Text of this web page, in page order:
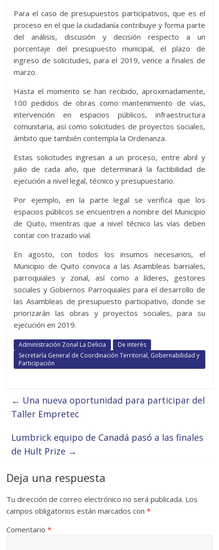
Para el caso de presupuestos participativos, que es el
proceso en el que la ciudadanía contribuye y forma parte
del análisis, discusión y decisión respecto a un
porcentaje del presupuesto municipal, el plazo de
ingreso de solicitudes, para el 2019, vence a finales de
marzo.
Hasta el momento se han recibido, aproximadamente,
100 pedidos de obras como mantenimiento de vías,
intervención en espacios públicos, infraestructura
comunitaria, así como solicitudes de proyectos sociales,
ámbito que también contempla la Ordenanza.
Estas solicitudes ingresan a un proceso, entre abril y
julio de cada año, que determinará la factibilidad de
ejecución a nivel legal, técnico y presupuestario.
Por ejemplo, en la parte legal se verifica que los
espacios públicos se encuentren a nombre del Municipio
de Quito, mientras que a nivel técnico las vías deben
contar con trazado vial.
En agosto, con todos los insumos necesarios, el
Municipio de Quito convoca a las Asambleas barriales,
parroquiales y zonal, así como a líderes, gestores
sociales y Gobiernos Parroquiales para el desarrollo de
las Asambleas de presupuesto participativo, donde se
priorizarán las obras y proyectos sociales, para su
ejecución en 2019.
Administración Zonal La Delicia
De interés
Secretaría General de Coordinación Territorial, Gobernabilidad y
Participación
← Una nueva oportunidad para participar del
Taller Empretec
Lumbrick equipo de Canadá pasó a las finales
de Hult Prize →
Deja una respuesta
Tu dirección de correo electrónico no será publicada. Los
campos obligatorios están marcados con*
Comentario*